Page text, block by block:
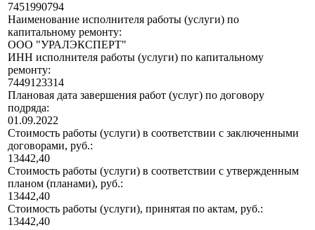
7451990794
Наименование исполнителя работы (услуги) по
капитальному ремонту:
ООО "УРАЛЭКСПЕРТ"
ИНН исполнителя работы (услуги) по капитальному
ремонту:
7449123314
Плановая дата завершения работ (услуг) по договору
подряда:
01.09.2022
Стоимость работы (услуги) в соответствии с заключенными
договорами, руб.:
13442,40
Стоимость работы (услуги) в соответствии с утвержденным
планом (планами), руб.:
13442,40
Стоимость работы (услуги), принятая по актам, руб.:
13442,40